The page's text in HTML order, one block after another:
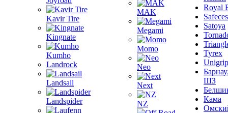
Kavir Tire
Kingnate
Kumho
Landrock
Landsail
Landspider
MAK
Megami
Momo
Neo
Next
NZ
Royal
Satoya
Tyrex
Unigrip
ШЗ
Кама